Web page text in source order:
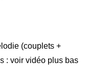
(couplets +
: voir vidéo plus bas